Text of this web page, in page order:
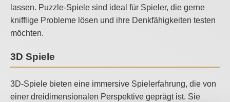
lassen. Puzzle-Spiele sind ideal für Spieler, die gerne
knifflige Probleme lösen und ihre Denkfähigkeiten testen
möchten.
3D Spiele
3D-Spiele bieten eine immersive Spielerfahrung, die von
einer dreidimensionalen Perspektive geprägt ist. Sie